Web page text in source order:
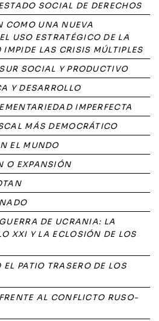
SOCIAL DE DERECHOS
COMO UNA NUEVA
USO ESTRATÉGICO DE LA
LAS CRISIS MÚLTIPLES
SOCIAL Y PRODUCTIVO
Y DESARROLLO
IMPERFECTA
MÁS DEMOCRÁTICO
EL MUNDO
O EXPANSIÓN
DE UCRANIA: LA
XXI Y LA ECLOSIÓN DE LOS
PATIO TRASERO DE LOS
AL CONFLICTO RUSO-